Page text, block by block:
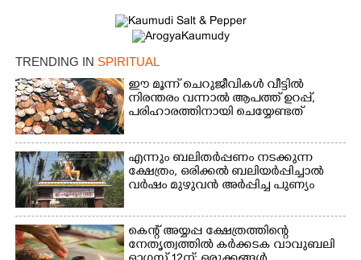
TRENDING IN SPIRITUAL
ഈ മൂന്ന് ചെറുജീവികൾ വീട്ടിൽ
നിരന്തരം വന്നാൽ ആപത്ത് ഉറപ്പ്,​
പരിഹാരത്തിനായി ചെയ്യേണ്ടത്
എന്നും ബലിതർപ്പണം നടക്കുന്ന
ക്ഷേത്രം,​ ഒരിക്കൽ ബലിയർപ്പിച്ചാൽ
വർഷം മുഴുവൻ അർപ്പിച്ച പുണ്യം
കെന്റ് അയ്യപ്പ ക്ഷേത്രത്തിന്റെ
നേതൃത്വത്തിൽ കർക്കടക വാവുബലി